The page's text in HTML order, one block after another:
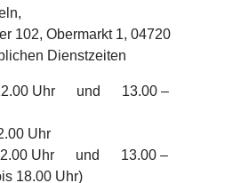
102, Obermarkt 1, 04720
Dienstzeiten
Uhr und 13.00 –
Uhr
Uhr und 13.00 –
18.00 Uhr)